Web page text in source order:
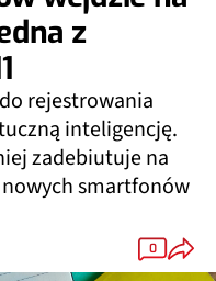
z
rejestrowania
inteligencję.
zadebiutuje na
smartfonów
0